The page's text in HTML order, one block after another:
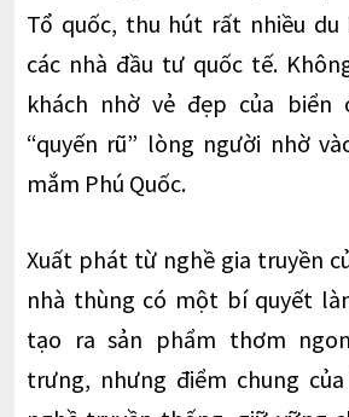
Tổ quốc, thu hút rất nhiều du
các nhà đầu tư quốc tế.
khách nhờ vẻ đẹp của biển
“quyến rũ” lòng người nhờ
mắm Phú Quốc.
Xuất phát từ nghề gia truyền
nhà thùng có một bí quyết
tạo ra sản phẩm thơm
trưng, nhưng điểm chung